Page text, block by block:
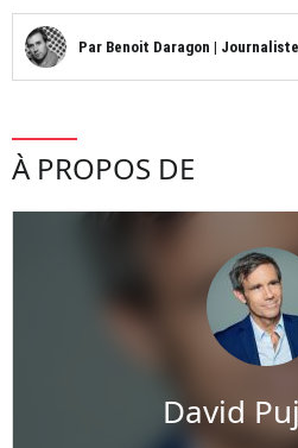
Par Benoit Daragon | Journaliste
À PROPOS DE
David